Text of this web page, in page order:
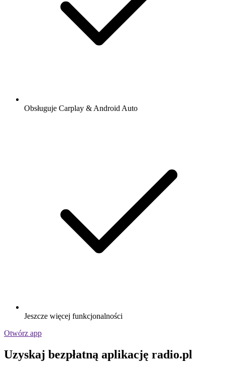
Obsługuje Carplay & Android Auto
Jeszcze więcej funkcjonalności
Otwórz app
Uzyskaj bezpłatną aplikację radio.pl